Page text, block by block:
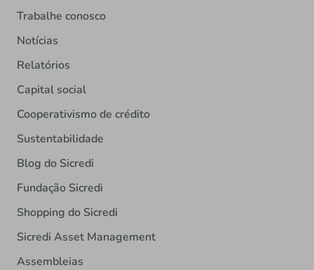
Trabalhe conosco
Notícias
Relatórios
Capital social
Cooperativismo de crédito
Sustentabilidade
Blog do Sicredi
Fundação Sicredi
Shopping do Sicredi
Sicredi Asset Management
Assembleias